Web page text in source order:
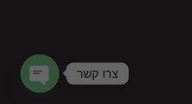
צרו קשר